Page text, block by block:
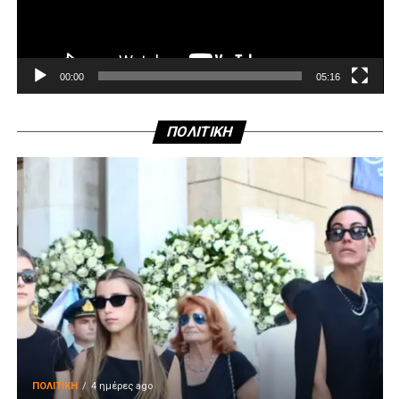
00:00 05:16
ΠΟΛΙΤΙΚΗ
ΠΟΛΙΤΙΚΉ 4 ημέρες ago